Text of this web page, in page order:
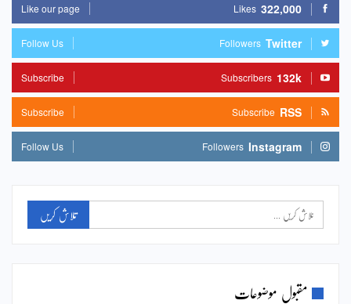
322,000
Likes
Like our page
Twitter
Followers
Follow Us
132k
Subscribers
Subscribe
RSS
Subscribe
Subscribe
Instagram
Followers
Follow Us
مقبول موضوعات